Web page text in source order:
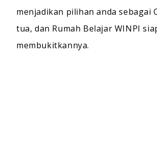
menjadikan pilihan anda sebagai
tua, dan Rumah Belajar WINPI
membukitkannya.